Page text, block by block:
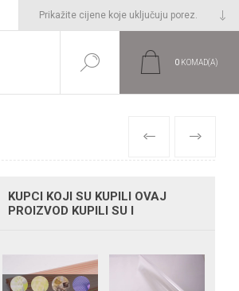
0 KOMAD(A)
PRETHODNI
SLIJEDEĆI
KUPCI KOJI SU KUPILI OVAJ
PROIZVOD KUPILI SU I